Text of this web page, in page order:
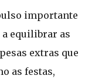
importante
a equilibrar as
extras que
as festas,